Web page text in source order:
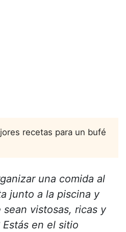
recetas para un bufé
una comida al
junto a la piscina y
vistosas, ricas y
en el sitio